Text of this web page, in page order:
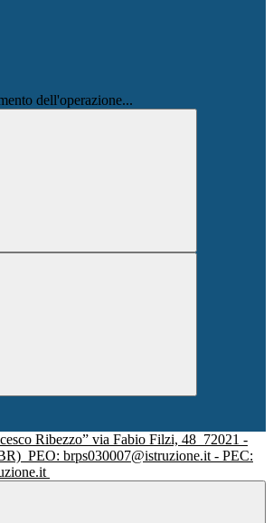
dell'operazione...
via Fabio Filzi, 48 72021 -
PEO: brps030007@istruzione.it - PEC: